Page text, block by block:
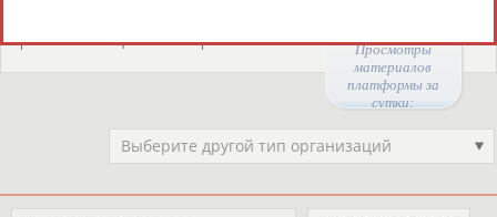
Просмотры
материалов
платформы за
сутки:
Организации спортивной отрасли
Выберите другой тип организаций